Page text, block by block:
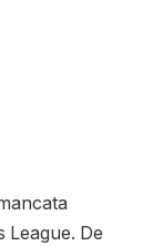
League. De